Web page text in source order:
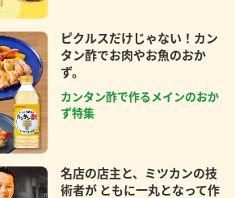
ピクルスだけじゃない！カン
タン酢でお肉やお魚のおか
ず。
カンタン酢で作るメインのおか
ず特集
名店の店主と、ミツカンの技
術者が ともに一丸となって作